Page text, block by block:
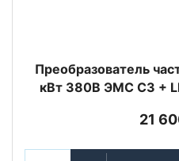
Преобразователь
кВт 380В ЭМС С3 +
21